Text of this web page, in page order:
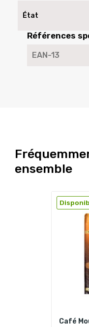
État
Références
EAN-13
ensemble
Café